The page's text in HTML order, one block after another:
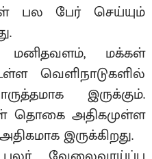
பல பேர் செய்யும்
மனிதவளம், மக்கள்
வெளிநாடுகளில்
இருக்கும்.
தொகை அதிகமுள்ள
இருக்கிறது.